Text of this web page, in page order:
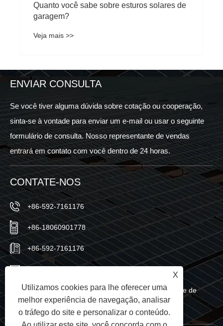
ENVIAR CONSULTA
Se você tiver alguma dúvida sobre cotação ou cooperação,
sinta-se à vontade para enviar um e-mail ou usar o seguinte
formulário de consulta. Nosso representante de vendas
entrará em contato com você dentro de 24 horas.
CONTATE-NOS
+86-592-7161176
+86-18060901778
+86-592-7161176
No.766 Qishan North Road, distrito de Huli, cidade de
Xiamen, província de Fujian, China
X
Utilizamos cookies para lhe oferecer uma
melhor experiência de navegação, analisar
o tráfego do site e personalizar o conteúdo.